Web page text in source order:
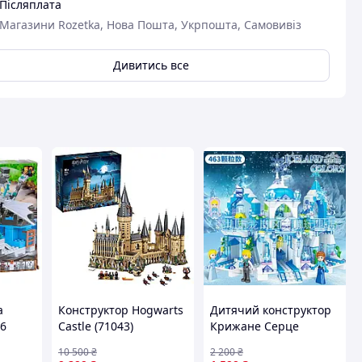
Післяплата
Магазини Rozetka, Нова Пошта, Укрпошта, Самовивіз
Дивитись все
Конструктор Hogwarts
Castle (71043)
10 500₴
Дитячий конструктор
Крижане Серце
замок Лего Ельза для
2 200₴